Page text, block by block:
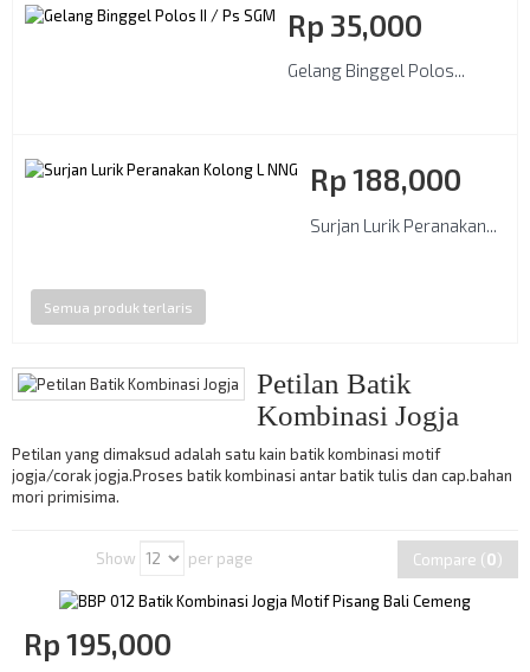
Rp‎ 35,000
Gelang Binggel Polos...
Rp‎ 188,000
Surjan Lurik Peranakan...
Semua produk terlaris
Petilan Batik
Kombinasi Jogja
Petilan yang dimaksud adalah satu kain batik kombinasi motif
jogja/corak jogja.Proses batik kombinasi antar batik tulis dan cap.bahan
mori primisima.
Show per page Compare (0)
Rp‎ 195,000